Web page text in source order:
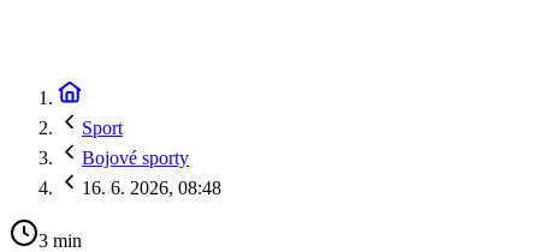
Sport
Bojové sporty
16. 6. 2026, 08:48
3 min